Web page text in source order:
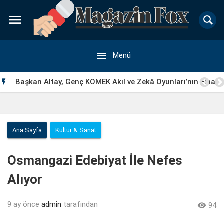

 Menü
 Başkan Altay, Genç KOMEK Akıl ve Zekâ Oyunları’nın Final
Ana Sayfa Kültür & Sanat
Osmangazi Edebiyat İle Nefes
Alıyor
9 ay önce admin tarafından  94